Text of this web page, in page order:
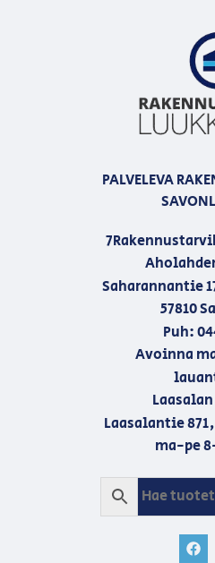
PALVELEVA
Saharannantie
57810
Puh:
Avoinna
Laasalantie
ma-pe